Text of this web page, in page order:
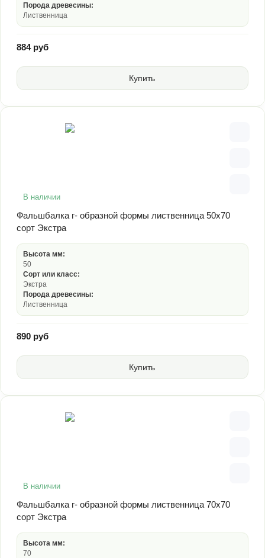
Порода древесины:
Лиственница
884 руб
Купить
В наличии
Фальшбалка г- образной формы лиственница 50х70
сорт Экстра
Высота мм:
50
Сорт или класс:
Экстра
Порода древесины:
Лиственница
890 руб
Купить
В наличии
Фальшбалка г- образной формы лиственница 70х70
сорт Экстра
Высота мм:
70